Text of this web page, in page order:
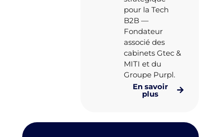
pour la Tech
B2B —
Fondateur
associé des
cabinets Gtec &
MITI et du
Groupe Purpl.
En savoir
plus